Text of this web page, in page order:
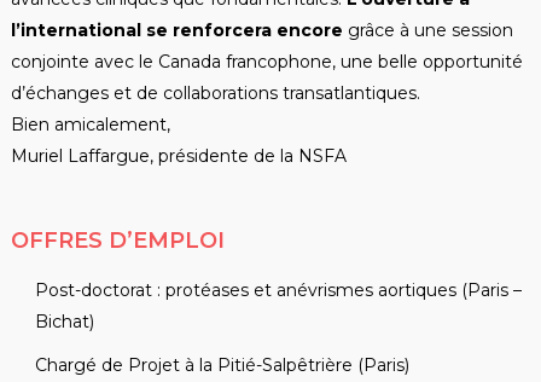
l’international se renforcera encore grâce à une session
conjointe avec le Canada francophone, une belle opportunité
d’échanges et de collaborations transatlantiques.
Bien amicalement,
Muriel
Laffargue, présidente de la NSFA
OFFRES D’EMPLOI
Post-doctorat : protéases et anévrismes aortiques (Paris –
Bichat)
Chargé de Projet à la Pitié-Salpêtrière (Paris)